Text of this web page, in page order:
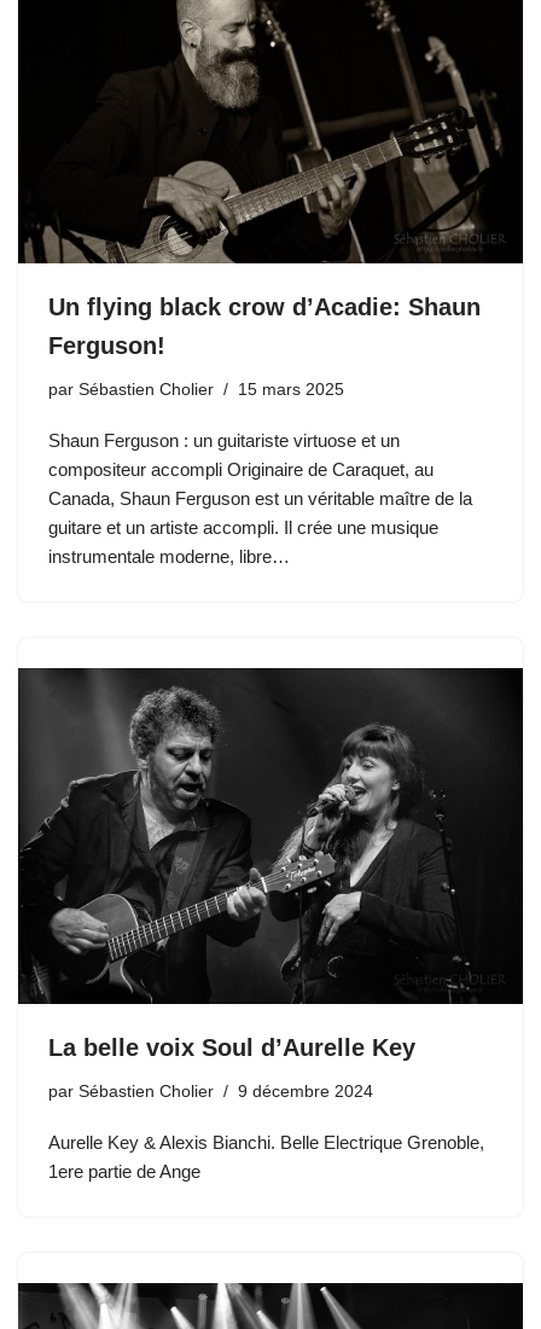
Un flying black crow d’Acadie: Shaun
Ferguson!
par Sébastien Cholier 15 mars 2025
Shaun Ferguson : un guitariste virtuose et un
compositeur accompli Originaire de Caraquet, au
Canada, Shaun Ferguson est un véritable maître de la
guitare et un artiste accompli. Il crée une musique
instrumentale moderne, libre…
La belle voix Soul d’Aurelle Key
par Sébastien Cholier 9 décembre 2024
Aurelle Key & Alexis Bianchi. Belle Electrique Grenoble,
1ere partie de Ange